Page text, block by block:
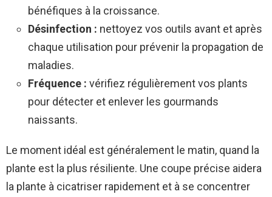
bénéfiques à la croissance.
Désinfection : nettoyez vos outils avant et après
chaque utilisation pour prévenir la propagation de
maladies.
Fréquence : vérifiez régulièrement vos plants
pour détecter et enlever les gourmands
naissants.
Le moment idéal est généralement le matin, quand la
plante est la plus résiliente. Une coupe précise aidera
la plante à cicatriser rapidement et à se concentrer